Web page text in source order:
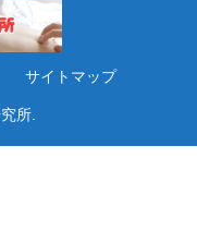
サイトマップ
所.